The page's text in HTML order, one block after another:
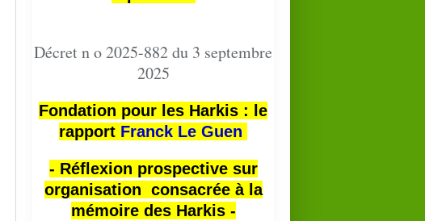
Décret n o 2025-882 du 3 septembre
2025
Fondation pour les Harkis : le
rapport Franck Le Guen
- Réflexion prospective sur
organisation consacrée à la
mémoire des Harkis -